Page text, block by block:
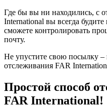
Где бы вы ни находились, с
International вы всегда
сможете контролировать
почту.
Не упустите свою посылку –
отслеживания FAR
Простой способ
FAR International!